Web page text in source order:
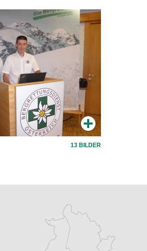
13 BILDER